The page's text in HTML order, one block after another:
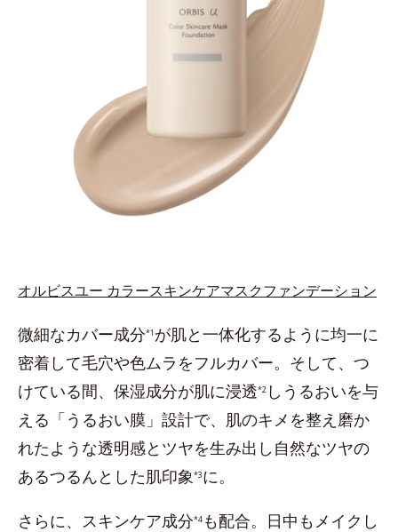
オルビスユー カラースキンケアマスクファンデーション
微細なカバー成分*1 が肌と一体化するように均一に
密着して毛穴や色ムラをフルカバー。そして、つ
けている間、保湿成分が肌に浸透*2 しうるおいを与
える「うるおい膜」設計で、肌のキメを整え磨か
れたような透明感とツヤを生み出し自然なツヤの
あるつるんとした肌印象 *3に。
さらに、スキンケア成分*4 も配合。日中もメイクし